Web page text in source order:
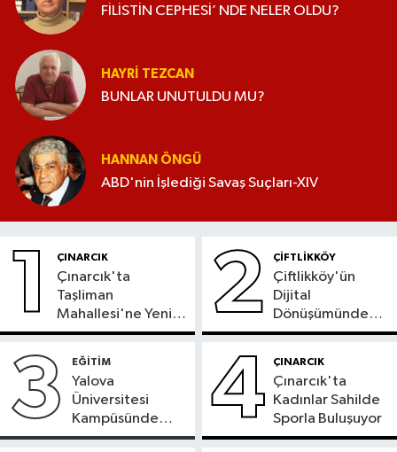
FİLİSTİN CEPHESİ’ NDE NELER OLDU?
HAYRI TEZCAN
BUNLAR UNUTULDU MU?
HANNAN ÖNGÜ
ABD'nin İşlediği Savaş Suçları-XIV
1 ÇINARCIK
Çınarcık'ta
Taşliman
Mahallesi'ne Yeni
Ortak ATM
2 ÇİFTLİKKÖY
Çiftlikköy'ün
Dijital
Dönüşümünde
Yeni Dönem
3 EĞİTİM
Yalova
Üniversitesi
Kampüsünde
Doğaya Sülün
4 ÇINARCIK
Çınarcık'ta
Kadınlar Sahilde
Sporla Buluşuyor